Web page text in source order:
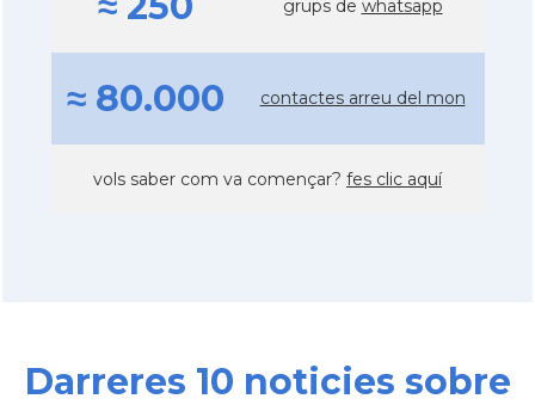
grups de whatsapp
≈ 80.000 contactes arreu del mon
vols saber com va començar? fes clic aquí
Darreres 10 noticies sobre